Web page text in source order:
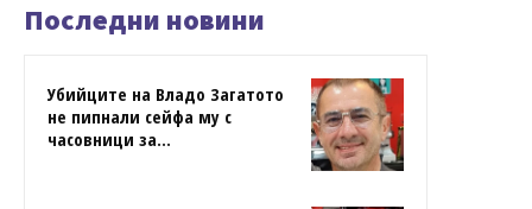
Последни новини
Убийците на Владо Загатото
не пипнали сейфа му с
часовници за...